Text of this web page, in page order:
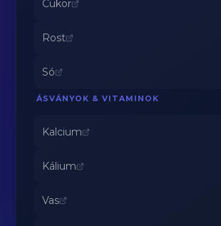
Cukor
Rost
Só
ÁSVÁNYOK & VITAMINOK
Kalcium
Kálium
Vas